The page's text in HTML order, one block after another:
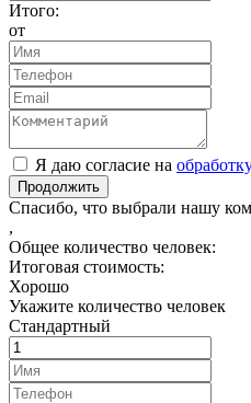
Итого:
от
Я даю согласие на
Продолжить
Спасибо, что выбрали нашу
,
Общее количество человек:
Итоговая стоимость:
Хорошо
Укажите количество человек
Стандартный